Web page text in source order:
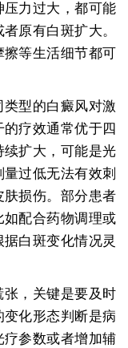
力过大，都可能
原有白斑扩大。
等生活细节都可
型的白癜风对激
疗效通常优于四
扩大，可能是光
过低无法有效刺
损伤。部分患者
配合药物调理或
白斑变化情况灵
，关键是要及时
化形态判断是病
参数或者增加辅